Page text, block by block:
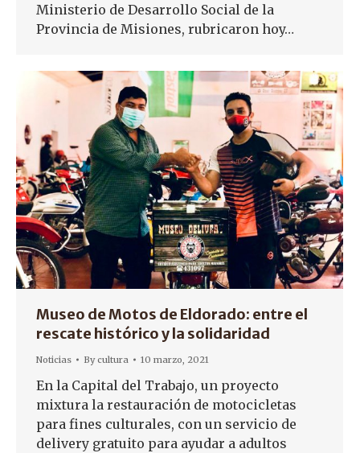
Ministerio de Desarrollo Social de la
Provincia de Misiones, rubricaron hoy…
Museo de Motos de Eldorado: entre el
rescate histórico y la solidaridad
Noticias Bycultura 10 marzo, 2021
En la Capital del Trabajo, un proyecto
mixtura la restauración de motocicletas
para fines culturales, con un servicio de
delivery gratuito para ayudar a adultos